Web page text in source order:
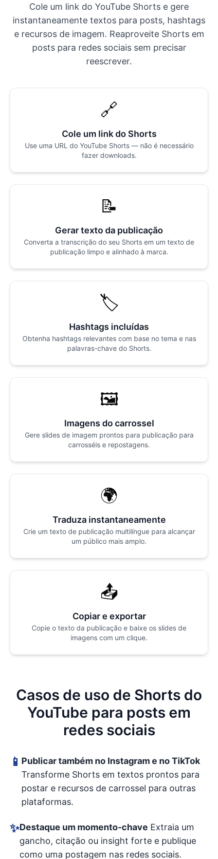
Cole um link do YouTube Shorts e gere
instantaneamente textos para posts, hashtags
e recursos de imagem. Reaproveite Shorts em
posts para redes sociais sem precisar
reescrever.
🔗
Cole um link do Shorts
Use uma URL do YouTube Shorts — não é necessário
fazer downloads.
📝
Gerar texto da publicação
Converta a transcrição do seu Shorts em um texto de
publicação limpo e alinhado à marca.
🏷️
Hashtags incluídas
Obtenha hashtags relevantes com base no tema e nas
palavras-chave do Shorts.
🖼️
Imagens do carrossel
Gere slides de imagem prontos para publicação para
carrosséis e repostagens.
🌍
Traduza instantaneamente
Crie um texto de publicação multilíngue para alcançar
um público mais amplo.
📤
Copiar e exportar
Copie o texto da publicação e baixe os slides de
imagens com um clique.
Casos de uso de Shorts do
YouTube para posts em
redes sociais
📱 Publicar também no Instagram e no TikTok
Transforme Shorts em textos prontos para
postar e recursos de carrossel para outras
plataformas.
✨Destaque um momento-chave Extraia um
gancho, citação ou insight forte e publique
como uma postagem nas redes sociais.